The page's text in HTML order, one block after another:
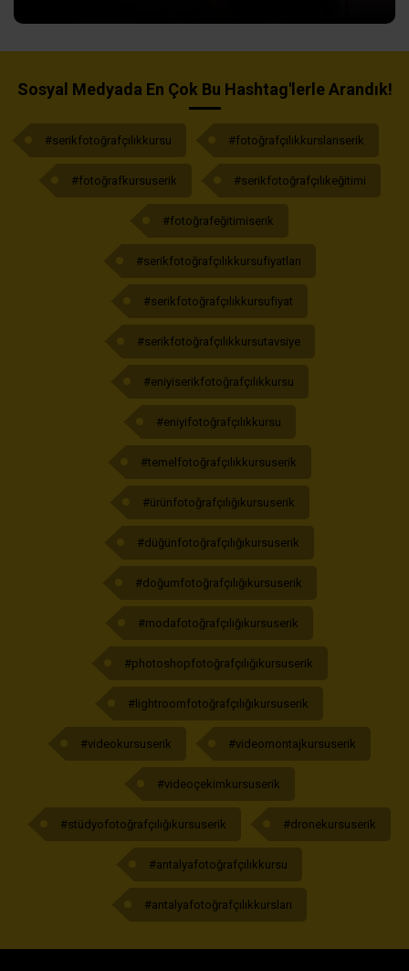
Sosyal Medyada En Çok Bu Hashtag'lerle Arandık!
#serikfotoğrafçılıkkursu #fotoğrafçılıkkurslarıserik
#fotoğrafkursuserik #serikfotoğrafçılıkeğitimi
#fotoğrafeğitimiserik
#serikfotoğrafçılıkkursufiyatları
#serikfotoğrafçılıkkursufiyat
#serikfotoğrafçılıkkursutavsiye
#eniyiserikfotoğrafçılıkkursu
#eniyifotoğrafçılıkkursu
#temelfotoğrafçılıkkursuserik
#ürünfotoğrafçılığıkursuserik
#düğünfotoğrafçılığıkursuserik
#doğumfotoğrafçılığıkursuserik
#modafotoğrafçılığıkursuserik
#photoshopfotoğrafçılığıkursuserik
#lightroomfotoğrafçılığıkursuserik
#videokursuserik #videomontajkursuserik
#videoçekimkursuserik
#stüdyofotoğrafçılığıkursuserik #dronekursuserik
#antalyafotoğrafçılıkkursu
#antalyafotoğrafçılıkkursları